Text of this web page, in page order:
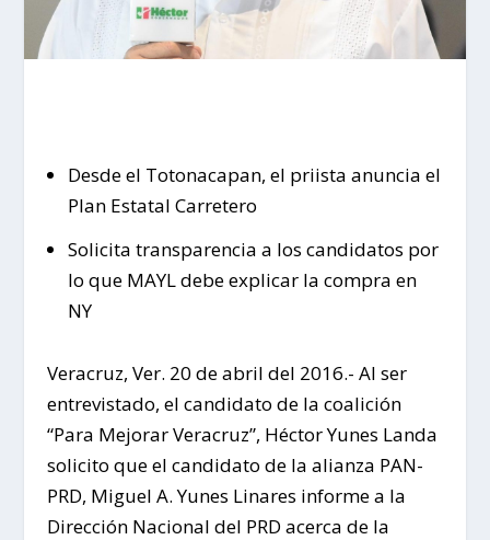
Desde el Totonacapan, el priista anuncia el
Plan Estatal Carretero
Solicita transparencia a los candidatos por
lo que MAYL debe explicar la compra en
NY
Veracruz, Ver. 20 de abril del 2016.- Al ser
entrevistado, el candidato de la coalición
“Para Mejorar Veracruz”, Héctor Yunes Landa
solicito que el candidato de la alianza PAN-
PRD, Miguel A. Yunes Linares informe a la
Dirección Nacional del PRD acerca de la